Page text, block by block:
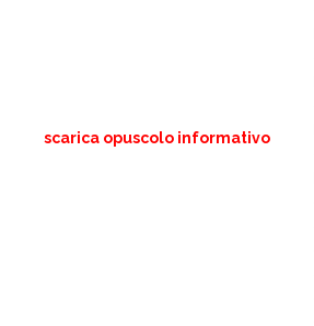
scarica opuscolo informativo